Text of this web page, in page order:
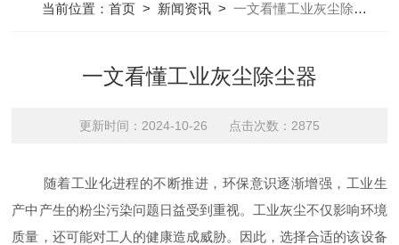
当前位置：首页 > 新闻资讯 >一文看懂工业灰尘除尘器
一文看懂工业灰尘除尘器
更新时间：2024-10-26 点击次数：2875
随着工业化进程的不断推进，环保意识逐渐增强，工业生
产中产生的粉尘污染问题日益受到重视。工业灰尘不仅影响环境
质量，还可能对工人的健康造成威胁。因此，选择合适的该设备